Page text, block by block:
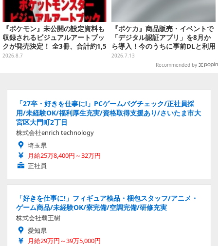
『ポケモン』未公開の設定資料も
収録されるビジュアルアートブッ
クが発売決定！ 全3冊、合計約1,5
00ページの大ボリュームでシリー
2026.8.7
『ポケカ』商品販売・イベントで
「デジタル認証アプリ」を8月か
ら導入！今のうちに事前DLと利用
登録をお願い
2026.7.13
Recommended by
「27卒・好きを仕事に!」PCゲームバグチェック/正社員採
用/未経験OK/福利厚生充実/資格取得支援あり/さいたま市大
宮区大門町2丁目
株式会社enrich technology
埼玉県
月給25万8,400円～32万円
正社員
「好きを仕事に!」フィギュア検品・梱包スタッフ/アニメ・
ゲーム商品/未経験OK/寮完備/空調完備/研修充実
株式会社覇王樹
愛知県
月給29万円～39万5,000円